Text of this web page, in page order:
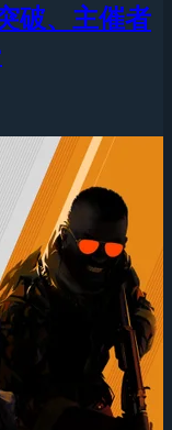
破、主催者